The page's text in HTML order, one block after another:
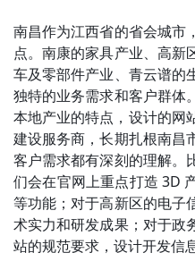
南昌作为江西省的省会城市
点。南康的家具产业、高新
车及零部件产业、青云谱的
独特的业务需求和客户群体
本地产业的特点，设计的网
建设服务商，长期扎根南昌
客户需求都有深刻的理解。
们会在官网上重点打造 3D
等功能；对于高新区的电子
术实力和研发成果；对于政
站的规范要求，设计开发信